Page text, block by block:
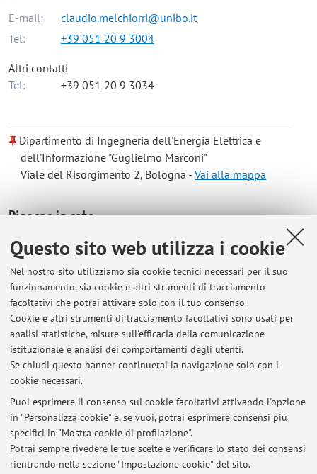
Questo sito web utilizza i cookie
Nel nostro sito utilizziamo sia cookie tecnici necessari per il suo
funzionamento, sia cookie e altri strumenti di tracciamento
facoltativi che potrai attivare solo con il tuo consenso.
Cookie e altri strumenti di tracciamento facoltativi sono usati per
analisi statistiche, misure sull'efficacia della comunicazione
istituzionale e analisi dei comportamenti degli utenti.
Se chiudi questo banner continuerai la navigazione solo con i
cookie necessari.
Puoi esprimere il consenso sui cookie facoltativi attivando l'opzione
in "Personalizza cookie" e, se vuoi, potrai esprimere consensi più
specifici in "Mostra cookie di profilazione".
Potrai sempre rivedere le tue scelte e verificare lo stato dei consensi
rientrando nella sezione "Impostazione cookie" del sito.
E-mail:
claudio.melchiorri@unibo.it
Tel:
+39 051 20 9 3004
Altri contatti
Tel:
+39 051 20 9 3034
Dipartimento di Ingegneria dell'Energia Elettrica e
dell'Informazione "Guglielmo Marconi"
Viale del Risorgimento 2, Bologna -Vai alla mappa
Risorse in rete
ORCID
Orario di ricevimento
Students are invited to contact me (by phone or email) to fix
an appointment.
Ultimi avvisi
Al momento non sono presenti avvisi.